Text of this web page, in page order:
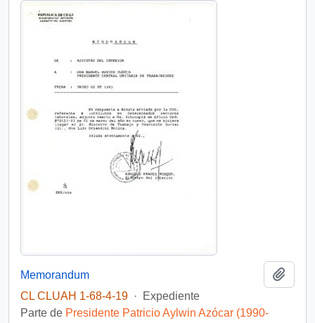
Memorandum
CL CLUAH 1-68-4-19 ·
Expediente
Parte de Presidente Patricio Aylwin Azócar (1990-